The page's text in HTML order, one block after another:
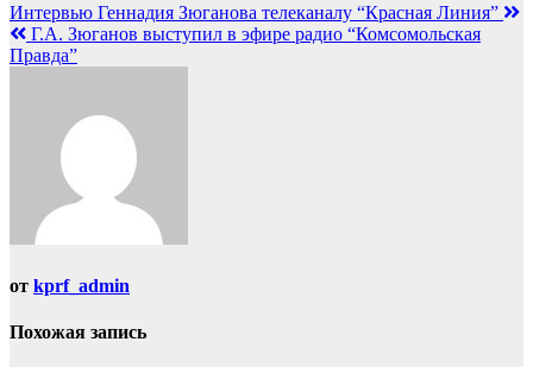
Навигация
по
Интервью Геннадия Зюганова телеканалу “Красная Линия”
Г.А. Зюганов выступил в эфире радио “Комсомольская
Правда”
от kprf_admin
Похожая запись